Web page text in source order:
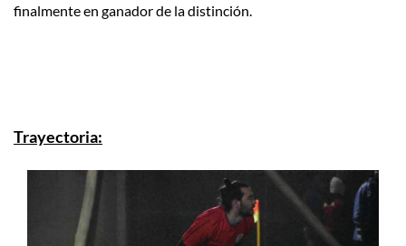
finalmente en ganador de la distinción.
Trayectoria: